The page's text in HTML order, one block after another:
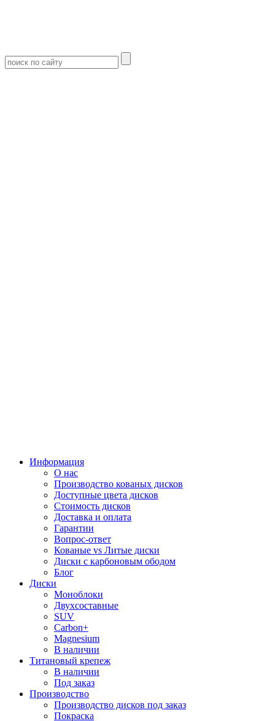
Информация
О нас
Производство кованых дисков
Доступные цвета дисков
Стоимость дисков
Доставка и оплата
Гарантии
Вопрос-ответ
Кованые vs Литые диски
Диски с карбоновым ободом
Блог
Диски
Моноблоки
Двухсоставные
SUV
Carbon+
Magnesium
В наличии
Титановый крепеж
В наличии
Под заказ
Производство
Производство дисков под заказ
Покраска